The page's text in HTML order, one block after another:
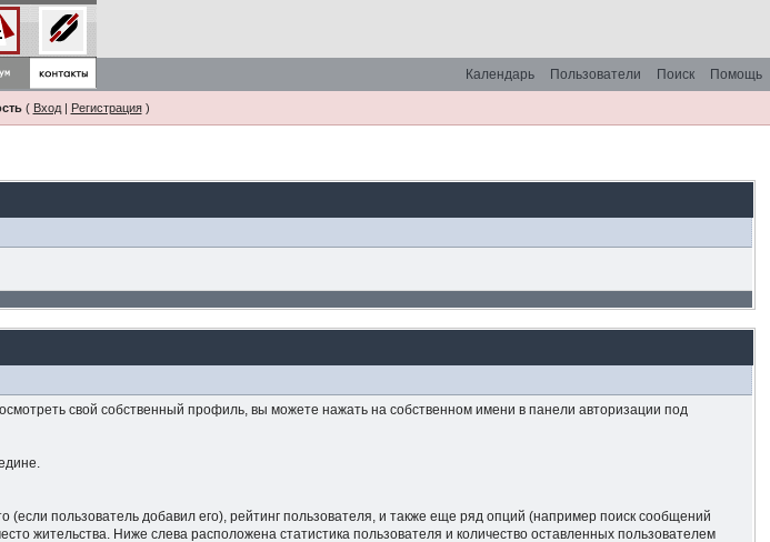
Помощь
Поиск
Пользователи
Календарь
( Вход| Регистрация)
свой собственный профиль, вы можете нажать на собственном имени в панели авторизации под
пользователь добавил его), рейтинг пользователя, и также еще ряд опций (например поиск сообщений
жительства. Ниже слева расположена статистика пользователя и количество оставленных пользователем